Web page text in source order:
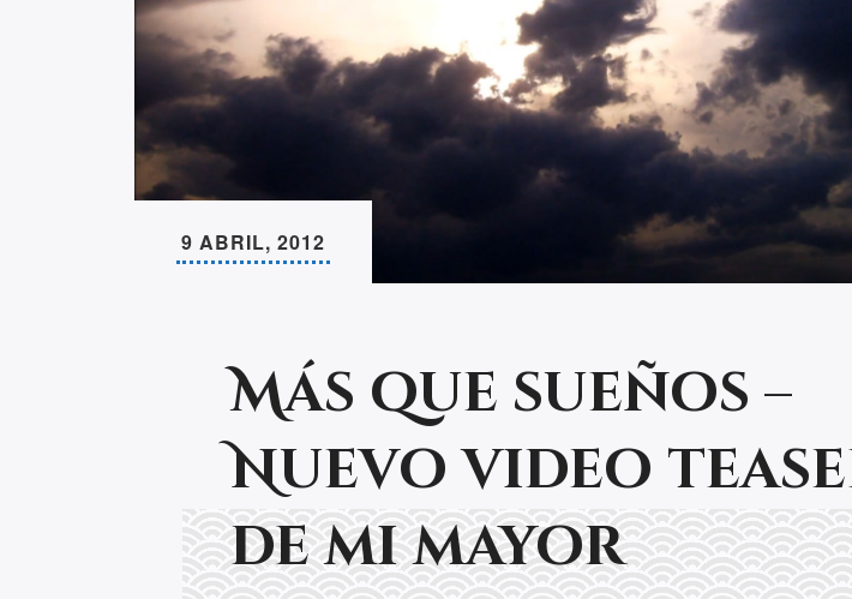
9 ABRIL, 2012
Más que sueños –
Nuevo video
de mi mayor